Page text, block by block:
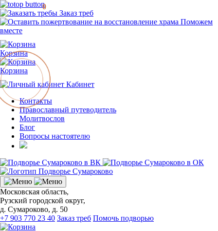
Заказ треб
Поможем
вместе
Корзина
Корзина
0
Кабинет
Контакты
Православный путеводитель
Молитвослов
Блог
Вопросы настоятелю
Московская область,
Рузский городской округ,
д. Сумароково, д. 50
+7 903 770 23 40 Заказ треб Помочь подворью